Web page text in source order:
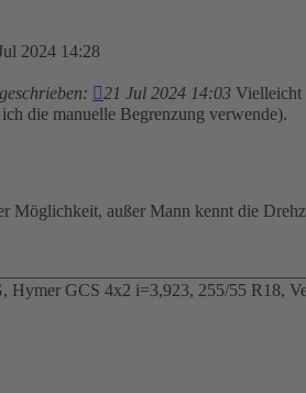
2024 14:28
21 Jul 2024 14:03 Vielleicht
die manuelle Begrenzung verwende).
Möglichkeit, außer Mann kennt die
Hymer GCS 4x2 i=3,923, 255/55 R18,